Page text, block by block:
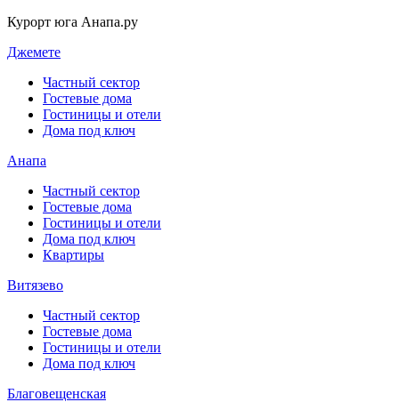
Курорт юга Анапа.ру
Джемете
Частный сектор
Гостевые дома
Гостиницы и отели
Дома под ключ
Анапа
Частный сектор
Гостевые дома
Гостиницы и отели
Дома под ключ
Квартиры
Витязево
Частный сектор
Гостевые дома
Гостиницы и отели
Дома под ключ
Благовещенская